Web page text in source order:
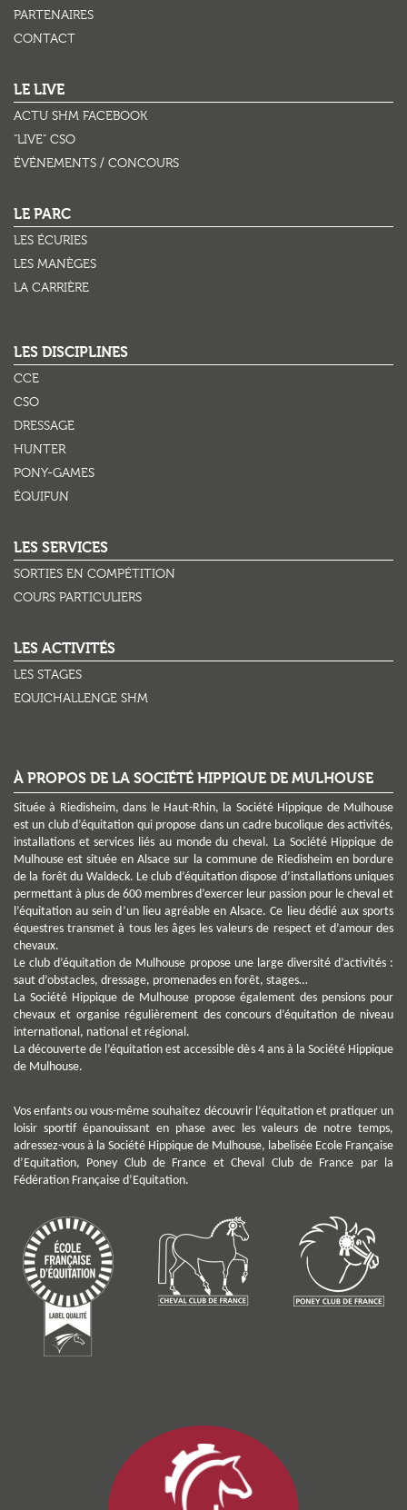
PARTENAIRES
CONTACT
LE LIVE
ACTU SHM FACEBOOK
"LIVE" CSO
ÉVÉNEMENTS / CONCOURS
LE PARC
LES ÉCURIES
LES MANÈGES
LA CARRIÈRE
LES DISCIPLINES
CCE
CSO
DRESSAGE
HUNTER
PONY-GAMES
ÉQUIFUN
LES SERVICES
SORTIES EN COMPÉTITION
COURS PARTICULIERS
LES ACTIVITÉS
LES STAGES
EQUICHALLENGE SHM
À PROPOS DE LA SOCIÉTÉ HIPPIQUE DE MULHOUSE
Située à Riedisheim, dans le Haut-Rhin, la Société Hippique de Mulhouse
est un club d’équitation qui propose dans un cadre bucolique des activités,
installations et services liés au monde du cheval. La Société Hippique de
Mulhouse est située en Alsace sur la commune de Riedisheim en bordure
de la forêt du Waldeck. Le club d’équitation dispose d’installations uniques
permettant à plus de 600 membres d’exercer leur passion pour le cheval et
l’équitation au sein d’un lieu agréable en Alsace. Ce lieu dédié aux sports
équestres transmet à tous les âges les valeurs de respect et d’amour des
chevaux.
Le club d’équitation de Mulhouse propose une large diversité d’activités :
saut d’obstacles, dressage, promenades en forêt, stages…
La Société Hippique de Mulhouse propose également des pensions pour
chevaux et organise régulièrement des concours d’équitation de niveau
international, national et régional.
La découverte de l’équitation est accessible dès 4 ans à la Société Hippique
de Mulhouse.
Vos enfants ou vous-même souhaitez découvrir l’équitation et pratiquer un
loisir sportif épanouissant en phase avec les valeurs de notre temps,
adressez-vous à la Société Hippique de Mulhouse, labelisée Ecole Française
d’Equitation, Poney Club de France et Cheval Club de France par la
Fédération Française d’Equitation.